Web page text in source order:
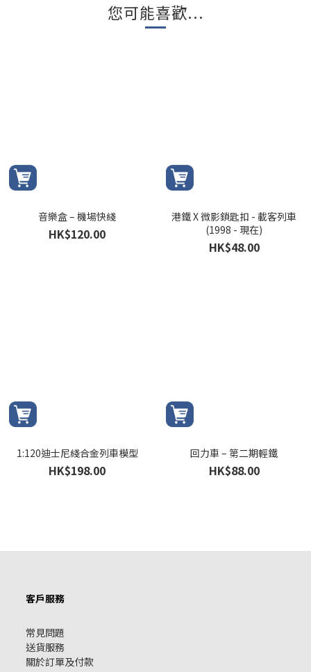
您可能喜歡...
音樂盒 – 機場快綫
HK$120.00
港鐵 X 微影鎖匙扣 - 載客列車
(1998 - 現在)
HK$48.00
1:120迪士尼綫合金列車模型
HK$198.00
回力車 – 第二期輕鐵
HK$88.00
客戶服務
常見問題
送貨服務
關於訂單及付款